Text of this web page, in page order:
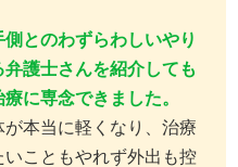
とのわずらわしいやり
護士さんを紹介しても
に専念できました。
本当に軽くなり、治療
こともやれず外出も控